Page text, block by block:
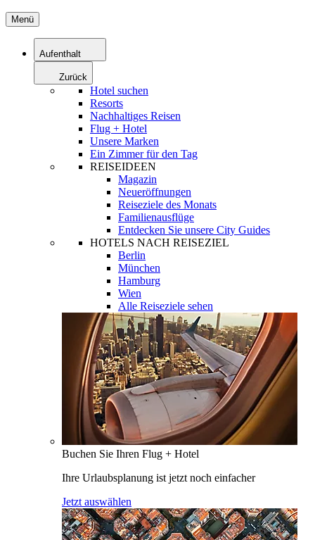
Menü
Aufenthalt
Zurück
Hotel suchen
Resorts
Nachhaltiges Reisen
Flug + Hotel
Unsere Marken
Ein Zimmer für den Tag
REISEIDEEN
Magazin
Neueröffnungen
Reiseziele des Monats
Familienausflüge
Entdecken Sie unsere City Guides
HOTELS NACH REISEZIEL
Berlin
München
Hamburg
Wien
Alle Reiseziele sehen
Buchen Sie Ihren Flug + Hotel
Ihre Urlaubsplanung ist jetzt noch einfacher
Jetzt auswählen